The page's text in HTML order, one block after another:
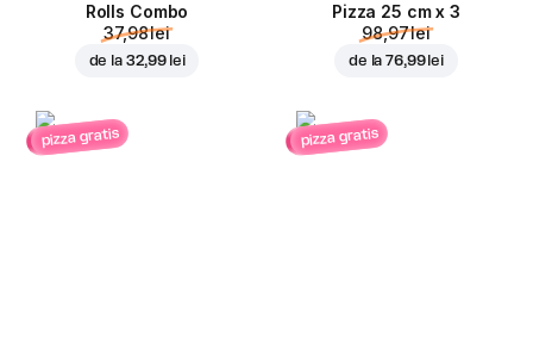
Rolls Combo
37,98 lei
de la 32,99 lei
Pizza 25 cm x 3
98,97 lei
de la76,99 lei
pizza gratis pizza gratis